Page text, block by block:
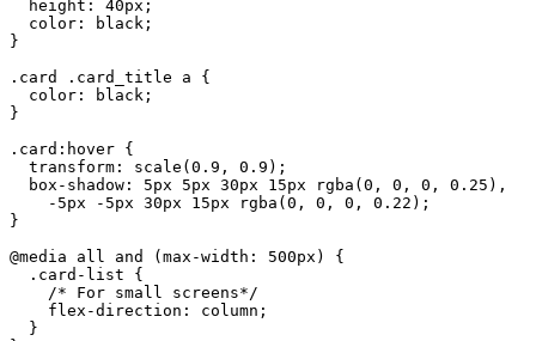
  height: 40px;
  color: black;
}
.card .card_title a {
  color: black;
}
.card:hover {
  transform: scale(0.9, 0.9);
  box-shadow: 5px 5px 30px 15px rgba(0, 0, 0, 0.25),
    -5px -5px 30px 15px rgba(0, 0, 0, 0.22);
}
@media all and (max-width: 500px) {
  .card-list {
    /* For small screens*/
    flex-direction: column;
  }